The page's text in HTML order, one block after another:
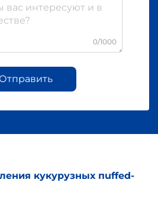
0/1000
Отправить
кукурузных пuffed-